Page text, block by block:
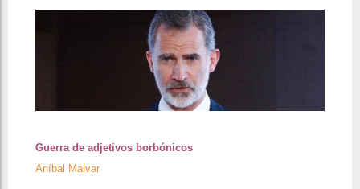
Guerra de adjetivos borbónicos
Aníbal Malvar